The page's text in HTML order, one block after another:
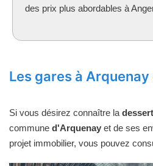
des prix plus abordables à
Les gares à
Si vous désirez connaître la
commune d'Arquenay et de ses
projet immobilier, vous pouvez